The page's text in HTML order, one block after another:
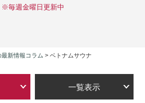
※毎週金曜日更新中
新情報コラム > ベトナムサウナ
一覧表示